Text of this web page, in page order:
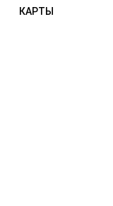
КАРТЫ